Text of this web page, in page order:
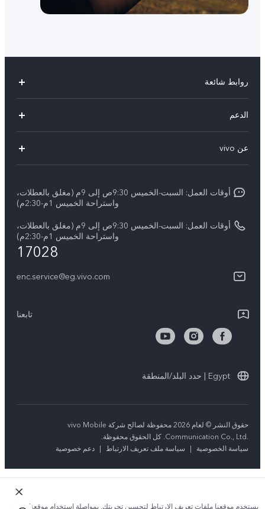
روابط شائعة
X300 Ultra
V70 FE
Y31d
الدعم
مراكز الصيانة
أسعار قطع الغيار
إجراء حجز للإصلاح
خدمة التوصيل للإصلاح
الاستعلام عن مستوى تقدم الإصلاح
بيان الخصوصية بشأن خدمة العملاء
عن vivo
الأخبار
ARABIC/العربية:
أوقات العمل: السبت-الخميس 9:30ص إلى 9م (مغلق بالعطلات،
واستراحة الخميس 1م-2:30م)
أوقات العمل: السبت-الخميس 9:30ص إلى 9م (مغلق بالعطلات،
واستراحة الخميس 1م-2:30م)
17028
enc.service@eg.vivo.com
تابعنا
Egypt | حدد البلد/المنطقة
حقوق النشر © لعام 2026 محفوظة لصالح شركة vivo Mobile
Communication Co., Ltd.‎. كل الحقوق محفوظة.
سياسة الخصوصية
| سياسة ملف تعريف الارتباط | دعم خصوصية
يستخدم موقعنا ملفات تعريف الارتباط لتحسين تجربتك. بمواصلة استخدام موقعنا؛